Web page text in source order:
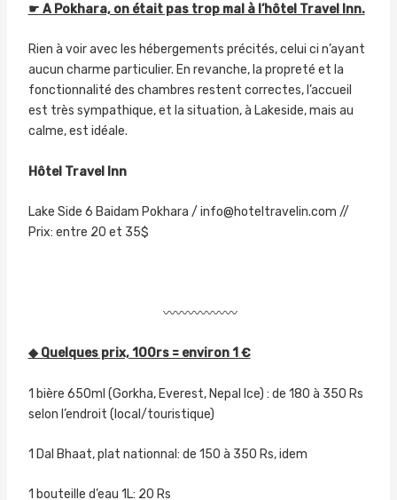
☛ A Pokhara, on était pas trop mal à l’hôtel Travel Inn.
Rien à voir avec les hébergements précités, celui ci n’ayant
aucun charme particulier. En revanche, la propreté et la
fonctionnalité des chambres restent correctes, l’accueil
est très sympathique, et la situation, à Lakeside, mais au
calme, est idéale.
Hôtel Travel Inn
Lake Side 6 Baidam Pokhara / info@hoteltravelin.com //
Prix: entre 20 et 35$
〰〰〰〰〰〰
◆ Quelques prix, 100rs = environ 1 €
1 bière 650ml (Gorkha, Everest, Nepal Ice) : de 180 à 350 Rs
selon l’endroit (local/touristique)
1 Dal Bhaat, plat nationnal: de 150 à 350 Rs, idem
1 bouteille d’eau 1L: 20 Rs